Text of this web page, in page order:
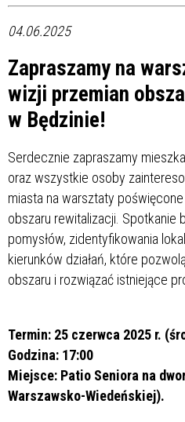
04.06.2025
Zapraszamy na
wizji przemian
w Będzinie!
Serdecznie zapraszamy
oraz wszystkie osoby
miasta na warsztaty
obszaru rewitalizacji. Spotkanie
pomysłów, zidentyfikowania
kierunków działań, które
obszaru i rozwiązać istniejące
Termin: 25 czerwca 2025 r.
Godzina: 17:00
Miejsce: Patio Seniora na
Warszawsko-Wiedeńskiej).